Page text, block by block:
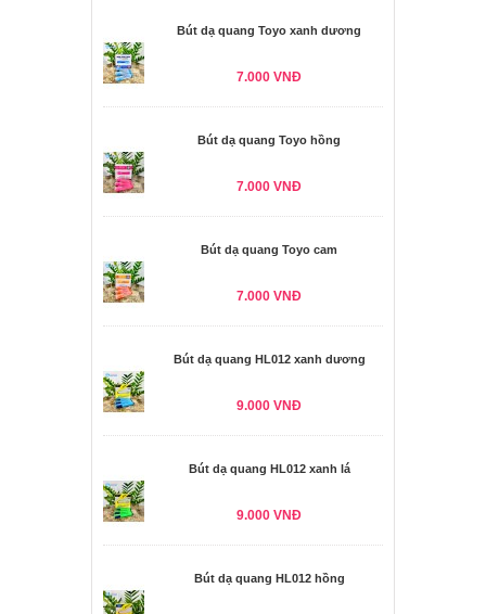
Bút dạ quang Toyo xanh dương
7.000 VNĐ
Bút dạ quang Toyo hồng
7.000 VNĐ
Bút dạ quang Toyo cam
7.000 VNĐ
Bút dạ quang HL012 xanh dương
9.000 VNĐ
Bút dạ quang HL012 xanh lá
9.000 VNĐ
Bút dạ quang HL012 hồng